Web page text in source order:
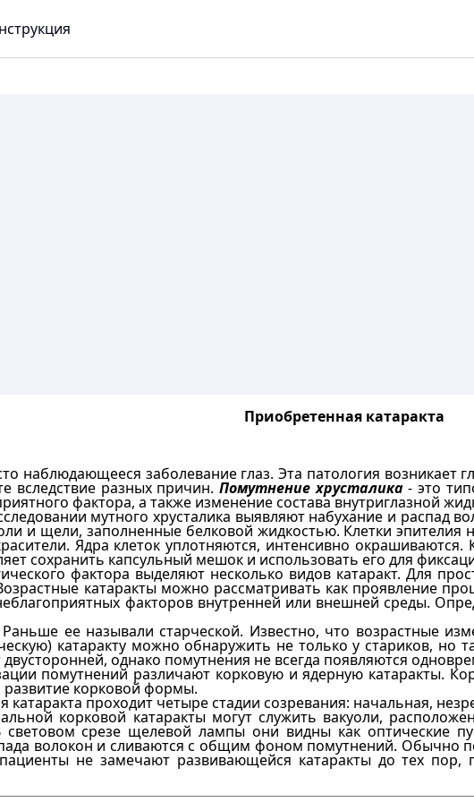
Приобретенная катаракта
наблюдающееся заболевание глаз. Эта патология возникает
вследствие разных причин. Помутнение хрусталика- это
фактора, а также изменение состава внутриглазной
мутного хрусталика выявляют набухание и распад
и щели, заполненные белковой жидкостью. Клетки эпителия
Ядра клеток уплотняются, интенсивно окрашиваются.
сохранить капсульный мешок и использовать его для
фактора выделяют несколько видов катаракт. Для
катаракты можно рассматривать как проявление
факторов внутренней или внешней среды.
Раньше ее называли старческой. Известно, что возрастные
катаракту можно обнаружить не только у стариков,
однако помутнения не всегда появляются
помутнений различают корковую и ядерную катаракты.
корковой формы.
катаракта проходит четыре стадии созревания: начальная,
корковой катаракты могут служить вакуоли,
световом срезе щелевой лампы они видны как оптические
волокон и сливаются с общим фоном помутнений. Обычно
пациенты не замечают развивающейся катаракты до тех